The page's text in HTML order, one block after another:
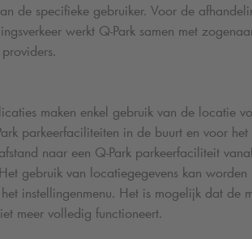
de specifieke gebruiker. Voor de
werkt Q-Park samen met
maken enkel gebruik van de locatie
parkeerfaciliteiten in de buurt en voor het
naar een Q-Park parkeerfaciliteit
gebruik van locatiegegevens kan worden
instellingenmenu. Het is mogelijk dat de
meer volledig functioneert.